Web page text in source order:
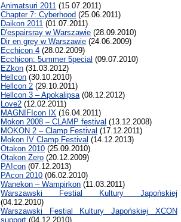
Animatsuri 2011 (15.07.2011)
Chapter 7: Cyberhood (25.06.2011)
Daikon 2011 (01.07.2011)
D'espairsray w Warszawie (28.09.2010)
Dir en grey w Warszawie (24.06.2009)
Ecchicon 4 (28.02.2009)
Ecchicon: 5ummer 5pecial (09.07.2010)
EZkon (31.03.2012)
Hellcon (30.10.2010)
Hellcon 2 (29.10.2011)
Hellcon 3 – Apokalipsa(08.12.2012)
Love2 (12.02.2011)
MAGNIFIcon IX (16.04.2011)
Mokon 2008 – CLAMP festival (13.12.2008)
MOKON 2 – Clamp Festival (17.12.2011)
Mokon IV Clamp Festival (14.12.2013)
Otakon 2010 (25.09.2010)
Otakon Zero (20.12.2009)
PA!con (07.12.2013)
PAcon 2010 (06.02.2010)
Wanekon – Wampirkon (11.03.2011)
Warszawski Festial Kultury Japońskiej
(04.12.2010)
Warszawski Festial Kultury Japońskiej XCON
support (04.12.2010)